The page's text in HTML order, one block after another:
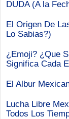
DUDA (A la
El Origen De
Lo Sabias?)
¿Emoji? ¿Que
Significa Cada
El Albur
Lucha Libre
Todos Los